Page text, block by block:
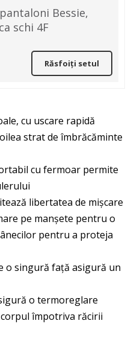
Bessie,
schi 4F
Răsfoiți setul
cu uscare rapidă
strat de îmbrăcăminte
cu fermoar permite
libertatea de mișcare
pe manșete pentru o
pentru a proteja
o singură față asigură un
o termoreglare
împotriva răcirii